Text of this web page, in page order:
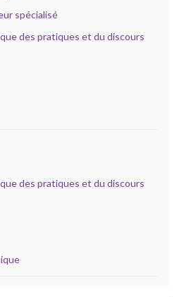
spécialisé
des pratiques et du discours
des pratiques et du discours